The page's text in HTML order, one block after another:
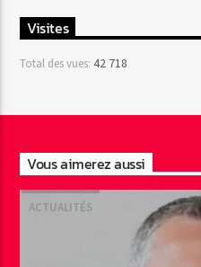
Visites
Total des vues:42 718
Vous aimerez aussi
ACTUALITÉS